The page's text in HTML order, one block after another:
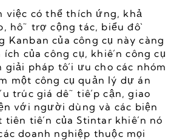
việc có thể thích ứng, khả
hỗ trợ cộng tác, biểu đồ
Kanban của công cụ này càng
ích của công cụ, khiến công cụ
giải pháp tối ưu cho các nhóm
một công cụ quản lý dự án
trúc giá dễ tiếp cận, giao
với người dùng và các biện
tiên tiến của Stintar khiến nó
doanh nghiệp thuộc mọi